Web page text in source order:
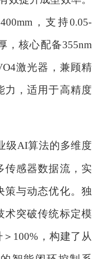
，支持0.05-
，核心配备355nm
激光器，兼顾精
力，适用于高精度
级AI算法的多维度
传感器数据流，实
策与动态优化。独
术突破传统标定模
100%，构建了从